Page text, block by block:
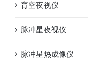
育空夜视仪
脉冲星夜视仪
脉冲星热成像仪